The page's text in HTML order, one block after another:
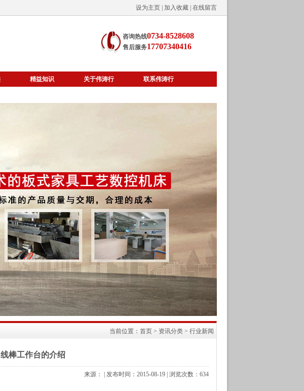
设为主页 加入收藏 在线留言
咨询热线0734-8528608
售后服务17707340416
精益知识 关于伟涛行 联系伟涛行
当前位置： 首页 > 资讯分类 > 行业新闻
棒工作台的介绍
来源： | 发布时间：2015-08-19 | 浏览次数： 634